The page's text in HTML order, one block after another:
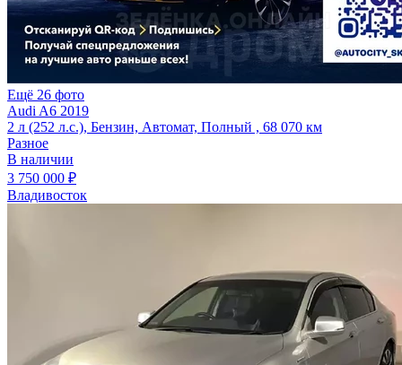
Ещё 26 фото
Audi A6 2019
2 л (252 л.с.), Бензин, Автомат, Полный , 68 070 км
Разное
В наличии
3 750 000 ₽
Владивосток